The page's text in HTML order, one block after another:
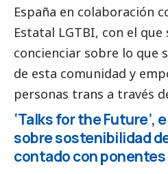
España en colaboración
Estatal LGTBI, con el
concienciar sobre lo que
de esta comunidad y
personas trans a través
‘Talks for the Future’,
sobre sostenibilidad de
contado con